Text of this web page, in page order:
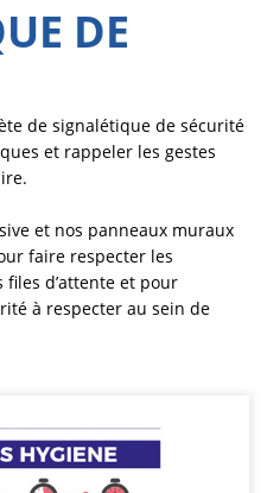
DE
de signalétique de sécurité
et rappeler les gestes
et nos panneaux muraux
faire respecter les
d’attente et pour
à respecter au sein de